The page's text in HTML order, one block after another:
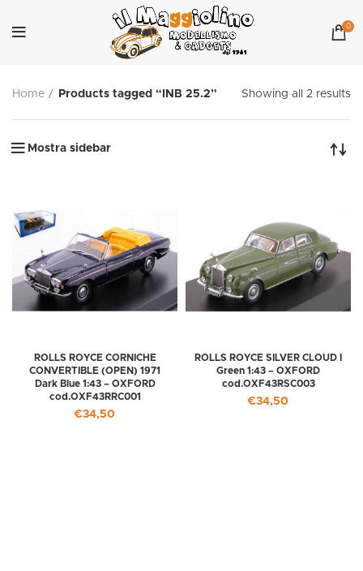
0
Home Products tagged “INB 25.2” Showing all 2 results
Mostra sidebar
ROLLS ROYCE CORNICHE
CONVERTIBLE (OPEN) 1971
Dark Blue 1:43 – OXFORD
cod.OXF43RRC001
€34,50
ROLLS ROYCE SILVER CLOUD I
Green 1:43 – OXFORD
cod.OXF43RSC003
€34,50